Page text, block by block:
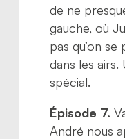
de ne
gauche, où
pas qu’on
dans les airs.
spécial.
Épisode 7.
André nous